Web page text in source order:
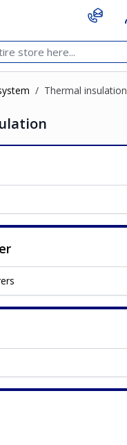
/ Thermal insulation